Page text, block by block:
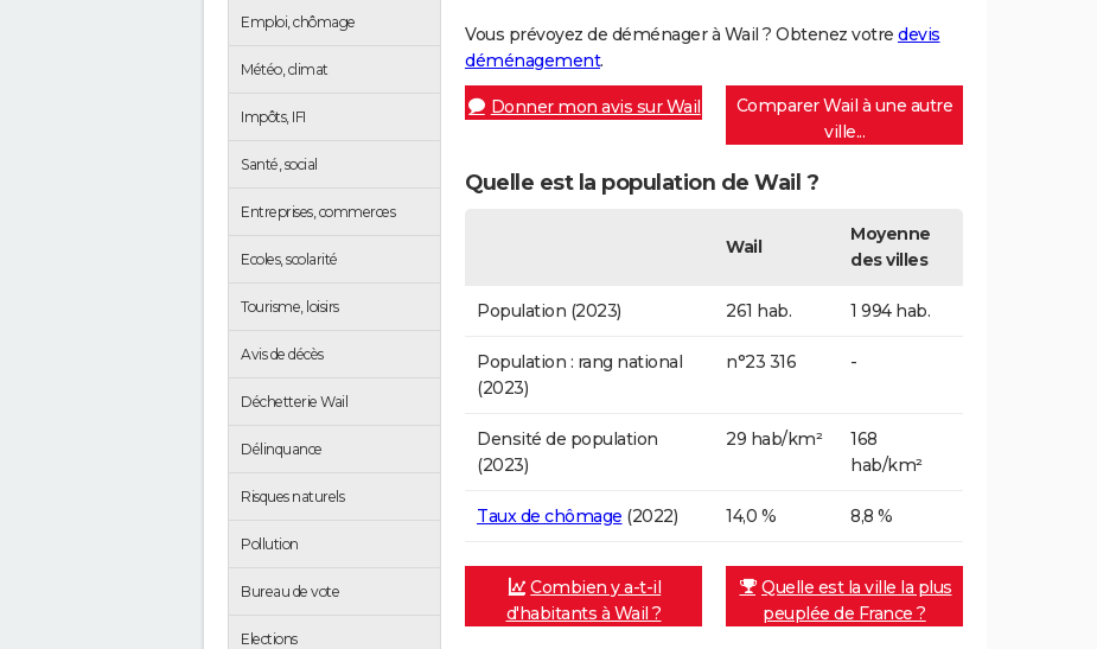
Emploi, chômage
Météo, climat
Impôts, IFI
Santé, social
Entreprises, commerces
Ecoles, scolarité
Tourisme, loisirs
Avis de décès
Déchetterie Wail
Délinquance
Risques naturels
Pollution
Bureau de vote
Elections
Vous prévoyez de déménager à Wail ? Obtenez votre devis
déménagement.
Donner mon avis sur Wail
Comparer Wail à une autre
ville...
Quelle est la population de Wail ?
Wail
Moyenne
des villes
Population (2023) 261 hab. 1 994 hab.
Population : rang national
(2023)
n°23 316 -
Densité de population
(2023)
29 hab/km²
168
hab/km²
Taux de chômage (2022) 14,0 % 8,8 %
Combien y a-t-il
d'habitants à Wail ?
Quelle est la ville la plus
peuplée de France ?